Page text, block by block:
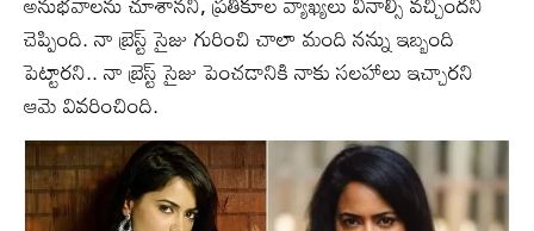
చెప్పింది. నా బ్రెస్ట్ సైజు గురించి చాలా మంది నన్ను ఇబ్బంది
పెట్టారని.. నా బ్రెస్ట్ సైజు పెంచడానికి నాకు సలహాలు ఇచ్చారని
ఆమె వివరించింది.